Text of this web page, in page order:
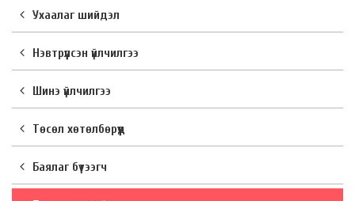
Ухаалаг шийдэл
Нэвтрүүлсэн үйлчилгээ
Шинэ үйлчилгээ
Төсөл хөтөлбөрүүд
Баялаг бүтээгч